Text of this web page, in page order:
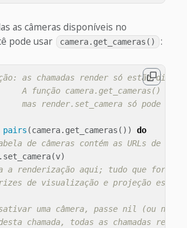
as câmeras disponíveis no
pode usar
camera.get_cameras() :
as chamadas render só estão
função camera.get_cameras() pode
render.set_camera só pode ser
pairs (camera. get_cameras ())
do
de câmeras contém as URLs de
. set_camera(v)
a renderização aqui; tudo que for
de visualização e projeção
uma câmera, passe nil (ou
chamada, todas as chamadas